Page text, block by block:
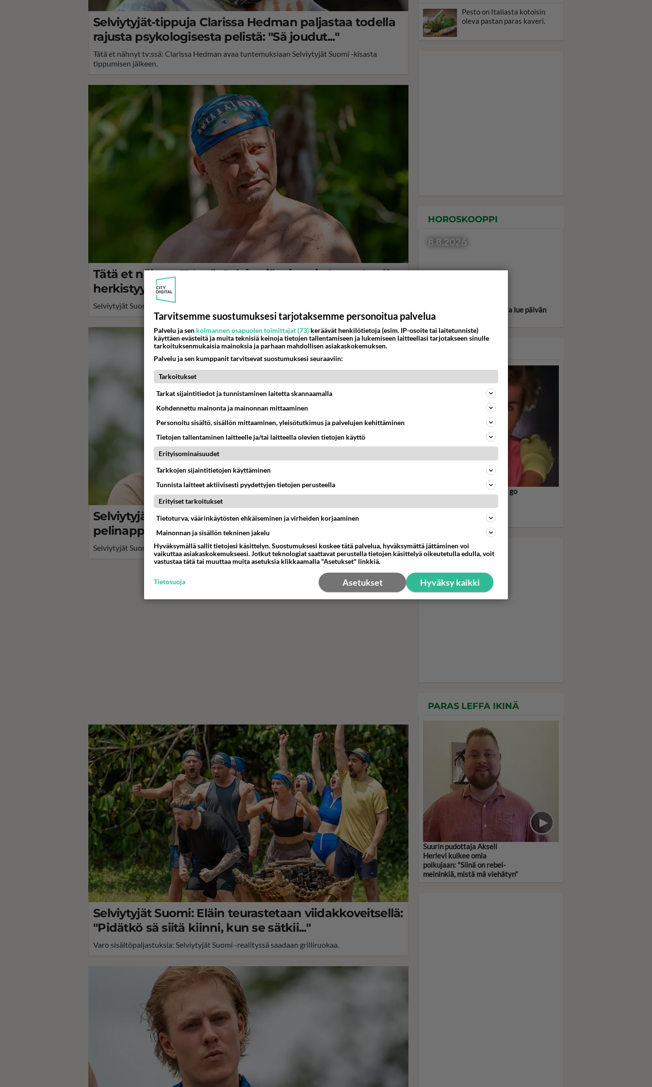
Selviytyjät-tippuja Clarissa Hedman paljastaa todella
rajusta psykologisesta pelistä: "Sä joudut..."
Tätä et nähnyt tv:ssä: Clarissa Hedman avaa tuntemuksiaan Selviytyjät Suomi -kisasta
tippumisen jälkeen.
Tätä et nähnyt TV:ssä: Selviytyjät-tippuja Ismo Apell
herkistyy vaimolleen:"Oon pillittänyt kuin..."
Selviytyjät Suomi -realityssä koettiin todellinen yllätystiputus.
Selviytyjät-tippuja Lloyd Libiso joutui naisten
pelinappulaksi: "Tämä on ihan p**kaa..."
Selviytyjät Suomi -realityssä heimot käyvät tiukkaa taistelua keskenään.
Selviytyjät Suomi: Eläin teurastetaan viidakkoveitsellä:
"Pidätkö sä siitä kiinni, kun se sätkii..."
Varo sisältöpaljastuksia: Selviytyjät Suomi -realityssä saadaan grilliruokaa.
Pesto on Italiasta kotoisin
oleva pastan paras kaveri.
HOROSKOOPPI
8.8.2026
Valitse oma tähtimerkkisi ja lue päivän
horoskooppi!
Wake me up before you go, go
George Michael nousi
PARAS LEFFA IKINÄ
Suurin pudottaja Akseli
Herlevi kulkee omia
polkujaan: "Siinä on rebel-
meininkiä, mistä mä viehätyn"
Tarvitsemme suostumuksesi tarjotaksemme personoitua palvelua
Palvelu ja sen kolmannen osapuolen toimittajat (73) keräävät henkilötietoja (esim. IP-osoite tai laitetunniste)
käyttäen evästeitä ja muita teknisiä keinoja tietojen tallentamiseen ja lukemiseen laitteellasi tarjotakseen sinulle
tarkoituksenmukaisia mainoksia ja parhaan mahdollisen asiakaskokemuksen.
Palvelu ja sen kumppanit tarvitsevat suostumuksesi seuraaviin:
Tarkoitukset
Tarkat sijaintitiedot ja tunnistaminen laitetta skannaamalla
Kohdennettu mainonta ja mainonnan mittaaminen
Personoitu sisältö, sisällön mittaaminen, yleisötutkimus ja palvelujen kehittäminen
Tietojen tallentaminen laitteelle ja/tai laitteella olevien tietojen käyttö
Erityisominaisuudet
Tarkkojen sijaintitietojen käyttäminen
Tunnista laitteet aktiivisesti pyydettyjen tietojen perusteella
Erityiset tarkoitukset
Tietoturva, väärinkäytösten ehkäiseminen ja virheiden korjaaminen
Mainonnan ja sisällön tekninen jakelu
Hyväksymällä sallit tietojesi käsittelyn. Suostumuksesi koskee tätä palvelua, hyväksymättä jättäminen voi
vaikuttaa asiakaskokemukseesi. Jotkut teknologiat saattavat perustella tietojen käsittelyä oikeutetulla edulla, voit
vastustaa tätä tai muuttaa muita asetuksia klikkaamalla "Asetukset" linkkiä.
Hyväksy kaikki
Asetukset
Tietosuoja